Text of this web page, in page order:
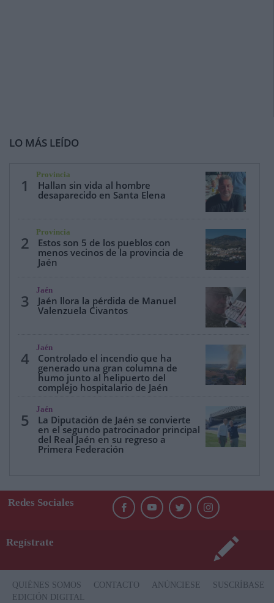
LO MÁS LEÍDO
1
Provincia
Hallan sin vida al hombre
desaparecido en Santa Elena
2
Provincia
Estos son 5 de los pueblos con
menos vecinos de la provincia de
Jaén
3
Jaén
Jaén llora la pérdida de Manuel
Valenzuela Civantos
4
Jaén
Controlado el incendio que ha
generado una gran columna de
humo junto al helipuerto del
complejo hospitalario de Jaén
5
Jaén
La Diputación de Jaén se convierte
en el segundo patrocinador principal
del Real Jaén en su regreso a
Primera Federación
Redes Sociales
Regístrate
QUIÉNES SOMOS CONTACTO ANÚNCIESE
SUSCRÍBASE
EDICIÓN DIGITAL